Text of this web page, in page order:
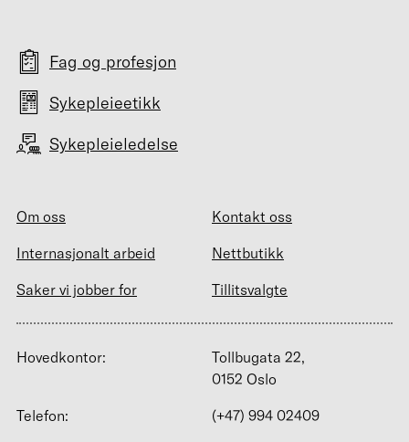
Fag og profesjon
Sykepleieetikk
Sykepleieledelse
Om oss
Kontakt oss
Internasjonalt arbeid
Nettbutikk
Saker vi jobber for
Tillitsvalgte
Hovedkontor:
Tollbugata 22,
0152 Oslo
Telefon:
(+47) 994 02409